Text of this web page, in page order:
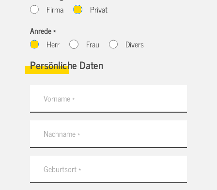
Firma
Privat
Anrede *
Herr
Frau Divers
Persönliche Daten